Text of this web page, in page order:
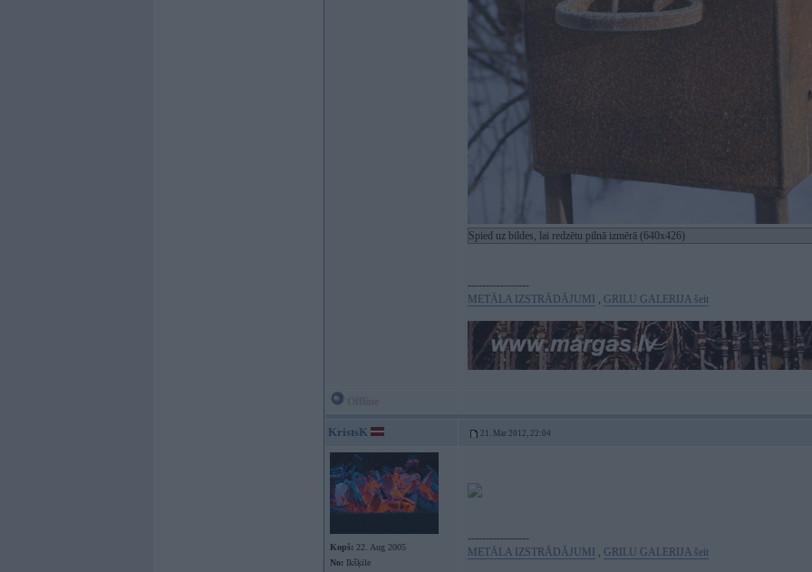
Spied uz bildes, lai redzētu pilnā izmērā (640x426)
-----------------
METĀLA IZSTRĀDĀJUMI
, GRILU GALERIJA šeit
KristsK 21. Mar 2012, 22:04
Kopš: 22. Aug 2005
No: Ikšķile
-----------------
METĀLA IZSTRĀDĀJUMI
, GRILU GALERIJA šeit